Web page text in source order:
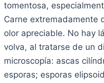
tomentosa,
Carne extremadamente
olor apreciable. No hay
volva, al tratarse de un
microscopía: ascas
esporas; esporas